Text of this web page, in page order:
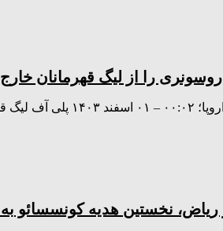
دیدار…